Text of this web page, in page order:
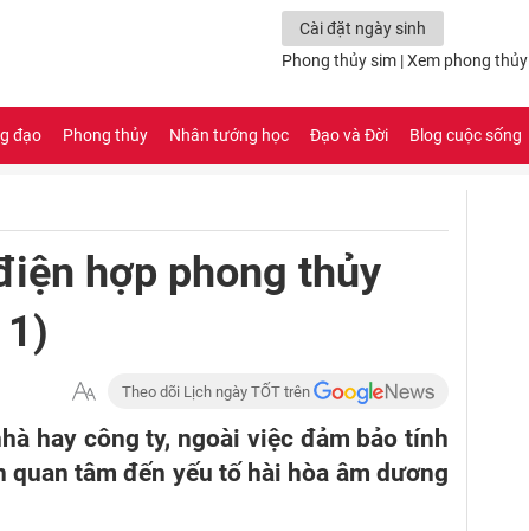
Cài đặt ngày sinh
Phong thủy sim |Xem phong thủy
đạo Phong thủy Nhân tướng học Đạo và Đời Blog cuộc sống
hợp phong thủy
Theo dõi Lịch ngày TỐT trên
hay công ty, ngoài việc đảm bảo tính
quan tâm đến yếu tố hài hòa âm dương